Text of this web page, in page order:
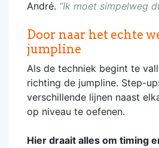
André. “Ik moet simpelweg
Door naar het echte
jumpline
Als de techniek begint te
richting de jumpline. Step-
verschillende lijnen naast
op niveau te oefenen.
Hier draait alles om timing